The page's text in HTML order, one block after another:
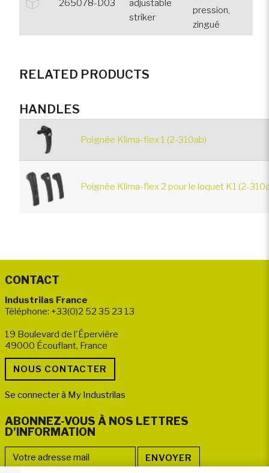
265078-D03
adjustable
striker
pression,
zingué
RELATED PRODUCTS
HANDLES
Poignée Klima-flex 1 (2-310ab)
Poignée Klima-flex 2 pour le loquet K1 (2-
CONTACT
Industrilas France
Téléphone: +33(0)2 52 35 23 13
19 Boulevard de l'Épervière
49000 Écouflant, France
Se connecter à My Industrilas
ABONNEZ-VOUS À NOS LETTRES
D'INFORMATION